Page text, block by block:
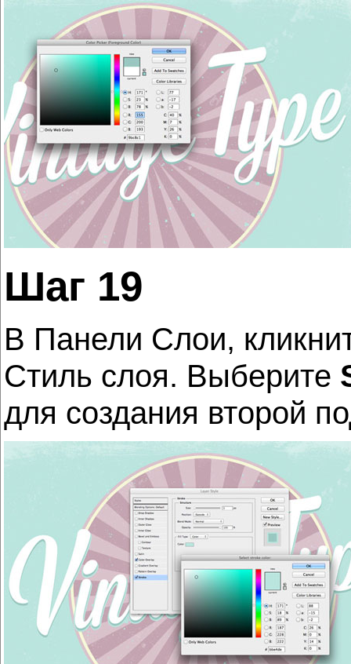
Шаг 19
В Панели Слои,
Стиль слоя. Выберите
для создания второй